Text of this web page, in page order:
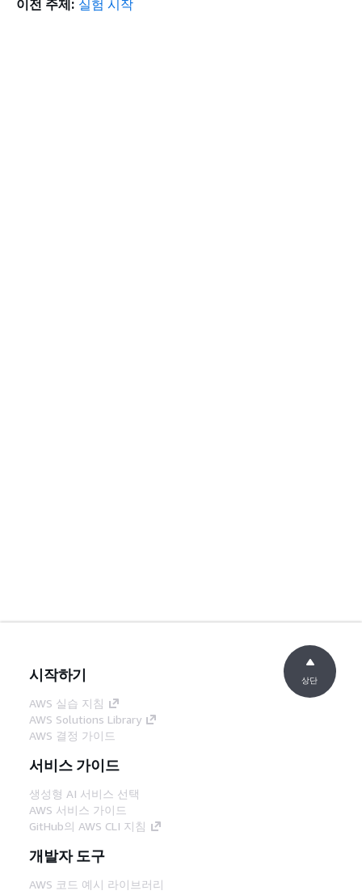
이전 주제: 실험 시작
시작하기
AWS 실습 지침
AWS Solutions Library
AWS 결정 가이드
서비스 가이드
생성형 AI 서비스 선택
AWS 서비스 가이드
GitHub의 AWS CLI 지침
개발자 도구
AWS 코드 예시 라이브러리
상단